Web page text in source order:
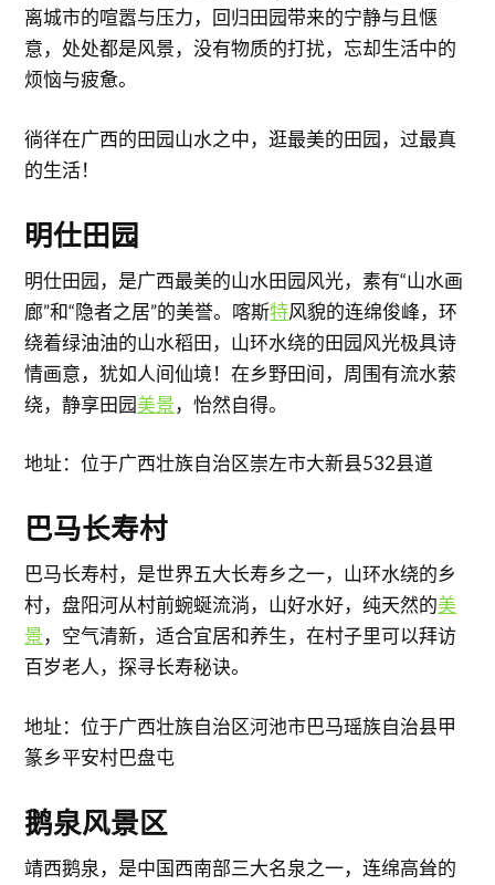
离城市的喧嚣与压力，回归田园带来的宁静与且惬
意，处处都是风景，没有物质的打扰，忘却生活中的
烦恼与疲惫。
徜徉在广西的田园山水之中，逛最美的田园，过最真
的生活！
明仕田园
明仕田园，是广西最美的山水田园风光，素有“山水画
廊”和“隐者之居”的美誉。喀斯特风貌的连绵俊峰，环
绕着绿油油的山水稻田，山环水绕的田园风光极具诗
情画意，犹如人间仙境！在乡野田间，周围有流水萦
绕，静享田园美景，怡然自得。
地址：位于广西壮族自治区崇左市大新县532县道
巴马长寿村
巴马长寿村，是世界五大长寿乡之一，山环水绕的乡
村，盘阳河从村前蜿蜒流淌，山好水好，纯天然的美
景，空气清新，适合宜居和养生，在村子里可以拜访
百岁老人，探寻长寿秘诀。
地址：位于广西壮族自治区河池市巴马瑶族自治县甲
篆乡平安村巴盘屯
鹅泉风景区
靖西鹅泉，是中国西南部三大名泉之一，连绵高耸的